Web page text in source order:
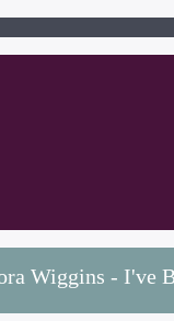
Wiggins - I've